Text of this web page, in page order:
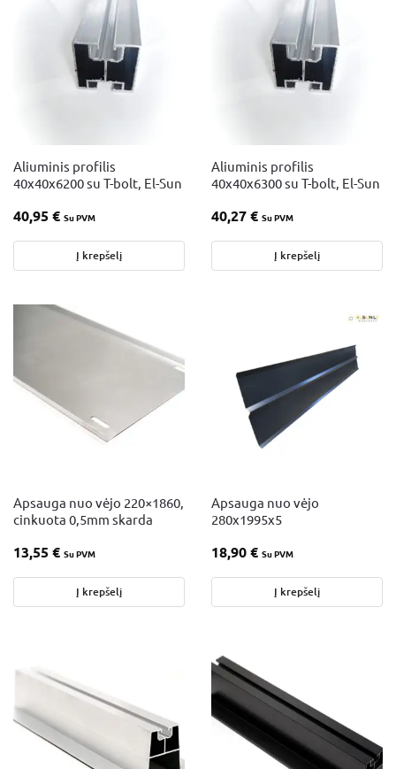
Aliuminis profilis
40x40x6200 su T-bolt, El-Sun
40,95€ Su PVM
Į krepšelį
Aliuminis profilis
40x40x6300 su T-bolt, El-Sun
40,27€ Su PVM
Į krepšelį
Apsauga nuo vėjo 220×1860,
cinkuota 0,5mm skarda
13,55€ Su PVM
Į krepšelį
Apsauga nuo vėjo
280x1995x5
18,90€ Su PVM
Į krepšelį